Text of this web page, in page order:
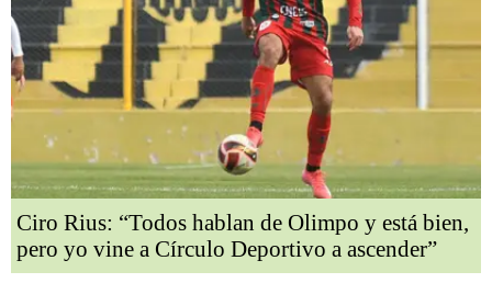
Ciro Rius: “Todos hablan de Olimpo y está bien,
pero yo vine a Círculo Deportivo a ascender”